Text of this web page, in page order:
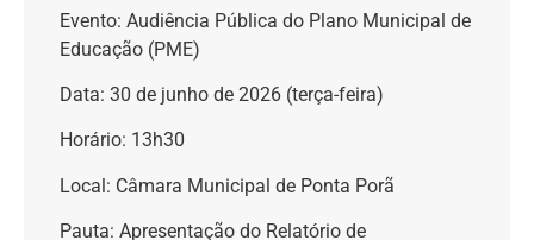
Evento: Audiência Pública do Plano Municipal de
Educação (PME)
Data: 30 de junho de 2026 (terça-feira)
Horário: 13h30
Local: Câmara Municipal de Ponta Porã
Pauta: Apresentação do Relatório de